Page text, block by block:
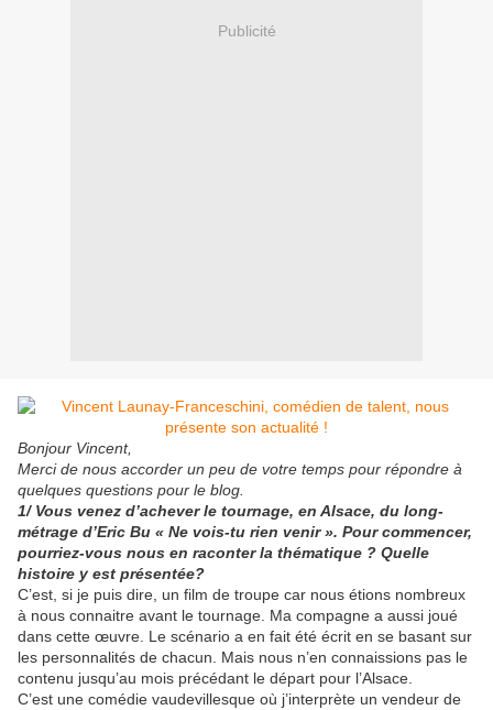
Publicité
Bonjour Vincent,
Merci de nous accorder un peu de votre temps pour répondre à
quelques questions pour le blog.
1/ Vous venez d’achever le tournage, en Alsace, du long-
métrage d’Eric Bu « Ne vois-tu rien venir ». Pour commencer,
pourriez-vous nous en raconter la thématique ? Quelle
histoire y est présentée?
C’est, si je puis dire, un film de troupe car nous étions nombreux
à nous connaitre avant le tournage. Ma compagne a aussi joué
dans cette œuvre. Le scénario a en fait été écrit en se basant sur
les personnalités de chacun. Mais nous n’en connaissions pas le
contenu jusqu’au mois précédant le départ pour l’Alsace.
C’est une comédie vaudevillesque où j’interprète un vendeur de